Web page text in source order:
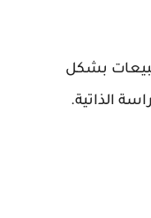
بشكل
الذاتية.